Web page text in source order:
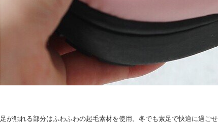
足が触れる部分はふわふわの起毛素材を使用。冬でも素足で快適に過ご